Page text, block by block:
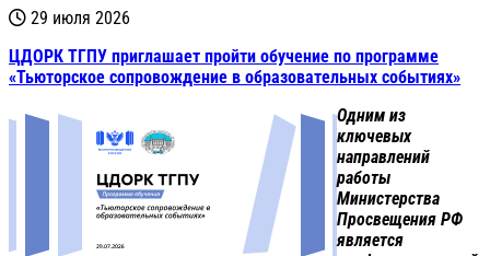
29 июля 2026
ЦДОРК ТГПУ приглашает пройти обучение по программе
«Тьюторское сопровождение в образовательных событиях»
Одним из
ключевых
направлений
работы
Министерства
Просвещения РФ
является